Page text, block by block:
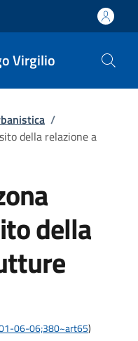
Virgilio
/
della relazione a
della
06-06;380~art65)